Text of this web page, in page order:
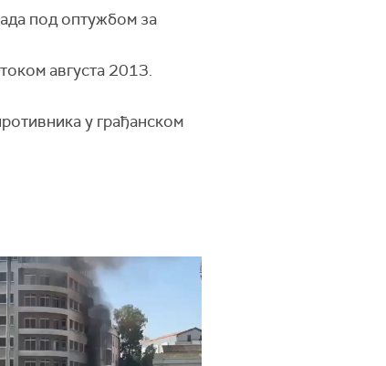
под оптужбом за
августа 2013.
у грађанском